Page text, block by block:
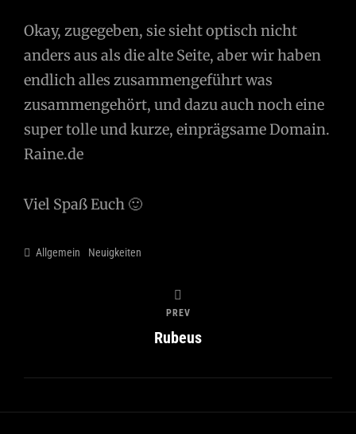
Okay, zugegeben, sie sieht optisch nicht
anders aus als die alte Seite, aber wir haben
endlich alles zusammengeführt was
zusammengehört, und dazu auch noch eine
super tolle und kurze, einprägsame Domain.
Raine.de
Viel Spaß Euch 🙂
Categories
Allgemein Neuigkeiten
PREV
Rubeus